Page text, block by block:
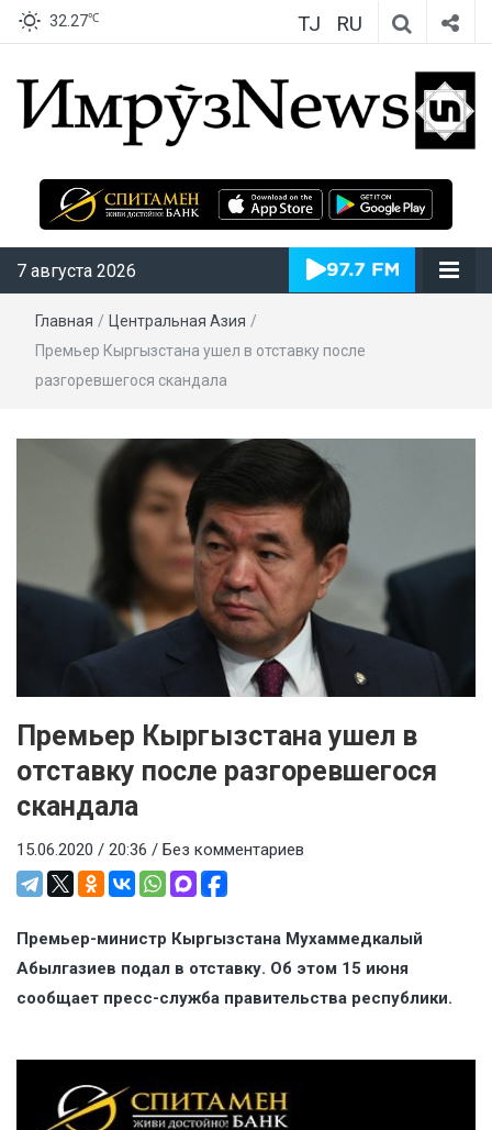
32.27℃ TJ RU
ИмрӯзNews
7 августа 2026
Главная / Центральная Азия /
Премьер Кыргызстана ушел в отставку после
разгоревшегося скандала
Премьер Кыргызстана ушел в
отставку после разгоревшегося
скандала
15.06.2020 / 20:36 / Без комментариев
Премьер-министр Кыргызстана Мухаммедкалый
Абылгазиев подал в отставку. Об этом 15 июня
сообщает пресс-служба правительства республики.